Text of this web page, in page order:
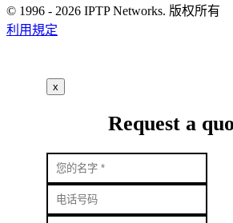
© 1996 - 2026 IPTP Networks. 版权所有
利用規定
x
Request a